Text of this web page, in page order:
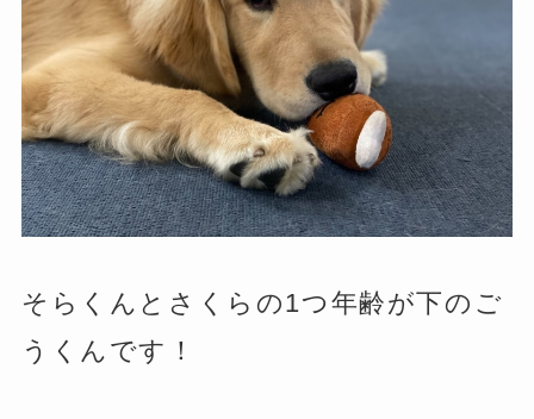
そらくんとさくらの1つ年齢が下のご
うくんです！